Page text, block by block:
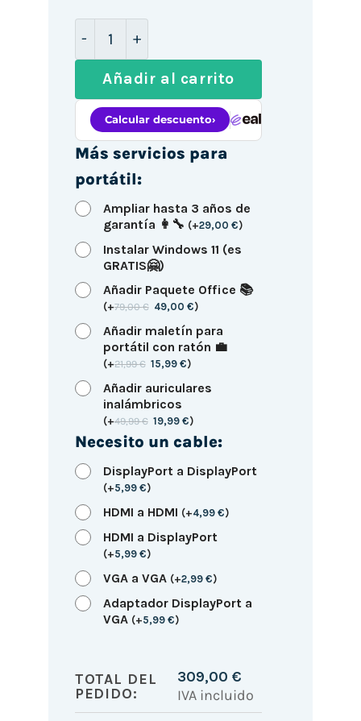
Añadir al carrito
Más servicios para
portátil:
Ampliar hasta 3 años de
garantía 👩‍🔧 (+29,00 €)
Instalar Windows 11 (es
GRATIS🤗)
Añadir Paquete Office 📚
(+79,00€ 49,00€)
Añadir maletín para
portátil con ratón 💼
(+21,99€ 15,99€)
Añadir auriculares
inalámbricos
(+49,99€ 19,99€)
Necesito un cable:
DisplayPort a DisplayPort
(+5,99 €)
HDMI a HDMI (+4,99 €)
HDMI a DisplayPort
(+5,99 €)
VGA a VGA (+2,99 €)
Adaptador DisplayPort a
VGA (+5,99 €)
TOTAL DEL
PEDIDO:
309,00 €
IVA incluido